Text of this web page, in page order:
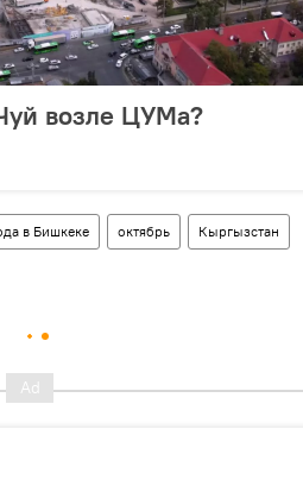
возле ЦУМа?
в Бишкеке октябрь Кыргызстан